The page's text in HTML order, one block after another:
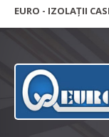
EURO - IZOLAȚII